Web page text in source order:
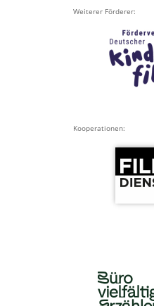
Weiterer Förderer:
Kooperationen: